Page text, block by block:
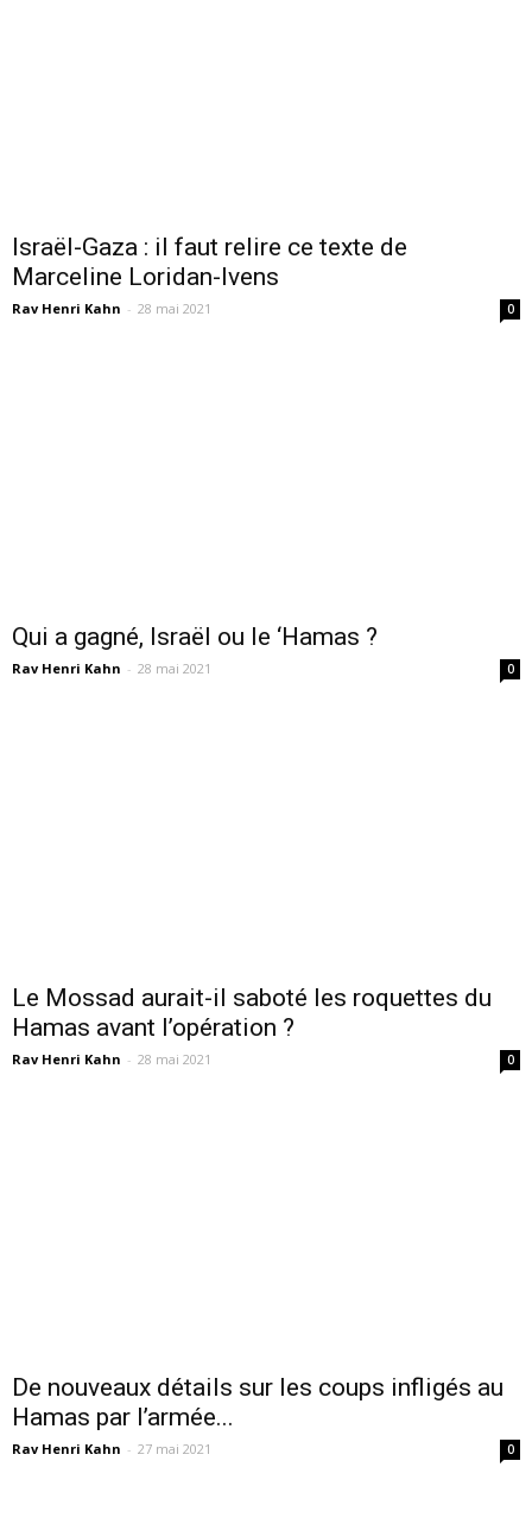
Israël-Gaza : il faut relire ce texte de
Marceline Loridan-Ivens
Rav Henri Kahn - 28 mai 2021 0
Qui a gagné, Israël ou le ‘Hamas ?
Rav Henri Kahn - 28 mai 2021 0
Le Mossad aurait-il saboté les roquettes du
Hamas avant l’opération ?
Rav Henri Kahn - 28 mai 2021 0
De nouveaux détails sur les coups infligés au
Hamas par l’armée...
Rav Henri Kahn - 27 mai 2021 0